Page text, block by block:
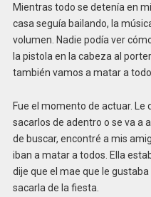
Mientras todo se detenía en
casa seguía bailando, la
volumen. Nadie podía ver
la pistola en la cabeza al
también vamos a matar a
Fue el momento de actuar. Le
sacarlos de adentro o se va a
de buscar, encontré a mis
iban a matar a todos. Ella
dije que el mae que le
sacarla de la fiesta.